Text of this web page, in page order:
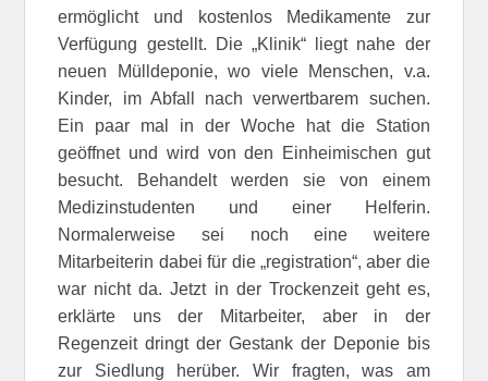
ermöglicht und kostenlos Medikamente zur
Verfügung gestellt. Die „Klinik“ liegt nahe der
neuen Mülldeponie, wo viele Menschen, v.a.
Kinder, im Abfall nach verwertbarem suchen.
Ein paar mal in der Woche hat die Station
geöffnet und wird von den Einheimischen gut
besucht. Behandelt werden sie von einem
Medizinstudenten und einer Helferin.
Normalerweise sei noch eine weitere
Mitarbeiterin dabei für die „registration“, aber die
war nicht da. Jetzt in der Trockenzeit geht es,
erklärte uns der Mitarbeiter, aber in der
Regenzeit dringt der Gestank der Deponie bis
zur Siedlung herüber. Wir fragten, was am